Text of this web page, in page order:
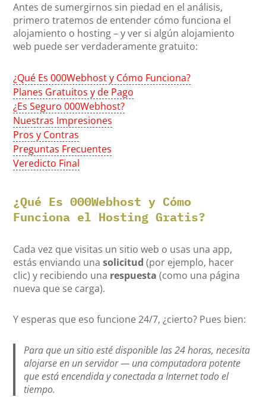
Antes de sumergirnos sin piedad en el análisis,
primero tratemos de entender cómo funciona el
alojamiento o hosting – y ver si algún alojamiento
web puede ser verdaderamente gratuito:
¿Qué Es 000Webhost y Cómo Funciona?
Planes Gratuitos y de Pago
¿Es Seguro 000Webhost?
Nuestras Impresiones
Pros y Contras
Preguntas Frecuentes
Veredicto Final
¿Qué Es 000Webhost y Cómo
Funciona el Hosting Gratis?
Cada vez que visitas un sitio web o usas una app,
estás enviando unasolicitud (por ejemplo, hacer
clic) y recibiendo una respuesta (como una página
nueva que se carga).
Y esperas que eso funcione 24/7, ¿cierto? Pues bien:
Para que un sitio esté disponible las 24 horas, necesita
alojarse en un servidor — una computadora potente
que está encendida y conectada a Internettodo el
tiempo.